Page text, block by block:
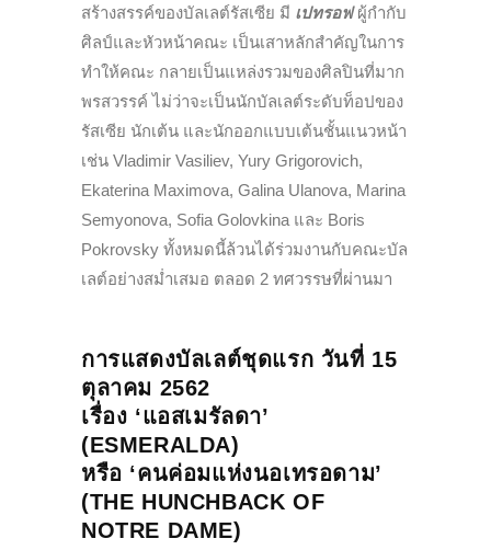
สร้างสรรค์ของบัลเลต์รัสเซีย มี เปทรอฟผู้กำกับ
ศิลป์และหัวหน้าคณะ เป็นเสาหลักสำคัญในการ
ทำให้คณะ กลายเป็นแหล่งรวมของศิลปินที่มาก
พรสวรรค์ ไม่ว่าจะเป็นนักบัลเลต์ระดับท็อปของ
รัสเซีย นักเต้น และนักออกแบบเต้นชั้นแนวหน้า
เช่น Vladimir Vasiliev, Yury Grigorovich,
Ekaterina Maximova, Galina Ulanova, Marina
Semyonova, Sofia Golovkina และ Boris
Pokrovsky ทั้งหมดนี้ล้วนได้ร่วมงานกับคณะบัล
เลต์อย่างสม่ำเสมอ ตลอด 2 ทศวรรษที่ผ่านมา
การแสดงบัลเลต์ชุดแรก วันที่ 15
ตุลาคม 2562
เรื่อง ‘แอสเมรัลดา’
(ESMERALDA)
หรือ ‘คนค่อมแห่งนอเทรอดาม’
(THE HUNCHBACK OF
NOTRE DAME)